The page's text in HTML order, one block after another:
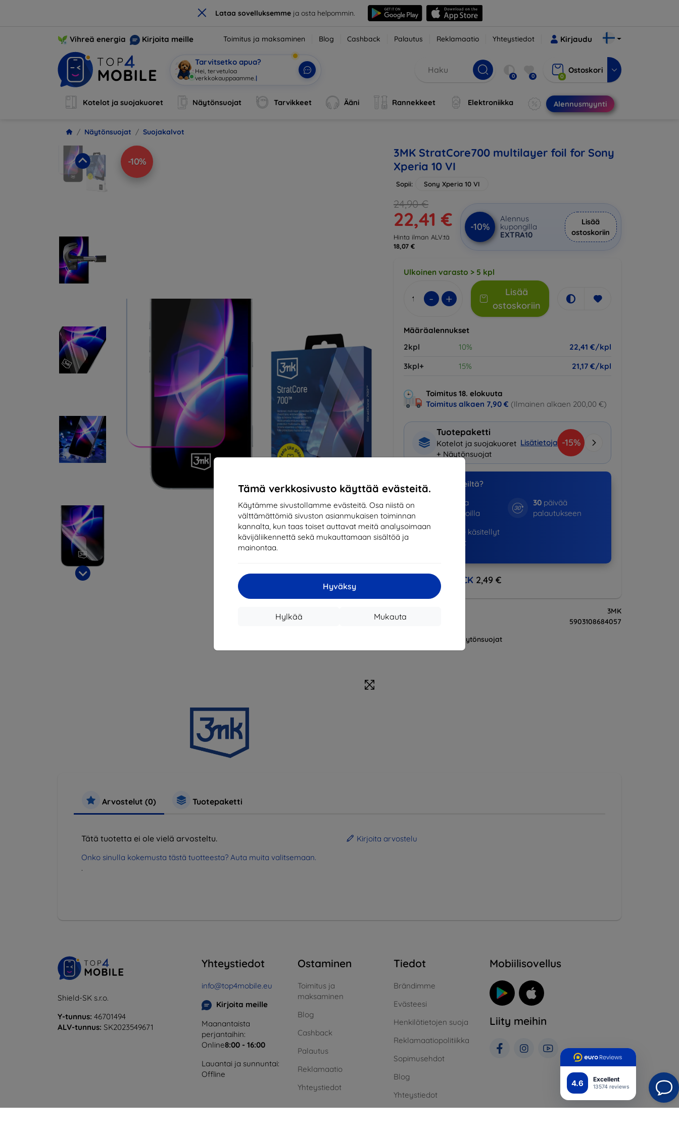
× Lataa sovelluksemmeja osta helpommin.
4.6 Excellent
13574 reviews
Tämä verkkosivusto käyttää evästeitä.
Käytämme sivustollamme evästeitä. Osa niistä on
välttämättömiä sivuston asianmukaisen toiminnan
kannalta, kun taas toiset auttavat meitä analysoimaan
kävijäliikennettä sekä mukauttamaan sisältöä ja
mainontaa.
Hyväksy
Mukauta
Hylkää
Vihreä energia Kirjoita meille Toimitus ja maksaminen Blog Cashback Palautus Reklamaatio Yhteystiedot Kirjaudu
Tarvitsetko apua?
Hei, tervetuloa verkkokaup 0 0 0
Ostoskori
Kotelot ja suojakuoret Näytönsuojat Tarvikkeet Ääni Rannekkeet Elektroniikka Alennusmyynti
Näytönsuojat Suojakalvot
-10%
3MK StratCore700 multilayer foil for Sony
Xperia 10 VI
Sopii: Sony Xperia 10 VI
24,90 €
22,41 €
Hinta ilman ALV:tä
18,07 €
-10%
Alennus
kupongilla
EXTRA10
Lisää
ostoskoriin
Ulkoinen varasto > 5 kpl
- +
Lisää
ostoskoriin
Määräalennukset
2kpl
10%
22,41 €/kpl
3kpl+
15% 21,17 €/kpl
Toimitus 18. elokuuta
Toimitus alkaen 7,90 € (Ilmainen alkaen 200,00 €)
Tuotepaketti
Kotelot ja suojakuoret
+ Näytönsuojat
Lisätietoja -15%
Miksi ostaa meiltä?
vuotta
markkinoilla
30päivää
palautukseen
819530+käsitellyt
tilaukset
CASHBACK 2,49 €
3MK
EAN
5903108684057
Näytönsuojat
Arvostelut (0) Tuotepaketti
Tätä tuotetta ei ole vielä arvosteltu.
Onko sinulla kokemusta tästä tuotteesta? Auta muita valitsemaan.
.
Kirjoita arvostelu
Shield-SK s.r.o.
Y-tunnus: 46701494
ALV-tunnus: SK2023549671
Yhteystiedot
info@top4mobile.eu
Kirjoita meille
Maanantaista
perjantaihin:
Online8:00 - 16:00
Lauantai ja sunnuntai:
Offline
Ostaminen
Toimitus ja
maksaminen
Blog
Cashback
Palautus
Reklamaatio
Yhteystiedot
Tiedot
Brändimme
Evästeesi
Henkilötietojen suoja
Reklamaatiopolitiikka
Sopimusehdot
Blog
Yhteystiedot
Mobiilisovellus
Liity meihin